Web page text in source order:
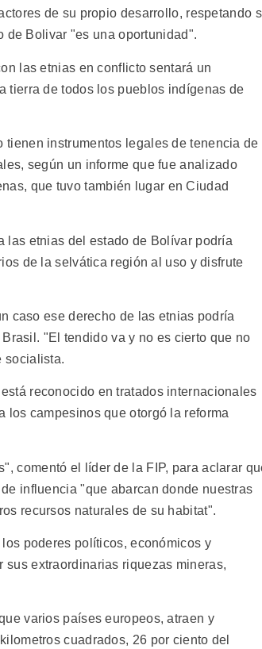
de su propio desarrollo, respetando
de Bolivar "es una oportunidad".
las etnias en conflicto sentará un
tierra de todos los pueblos indígenas de
instrumentos legales de tenencia de
según un informe que fue analizado
que tuvo también lugar en Ciudad
las etnias del estado de Bolívar podría
de la selvática región al uso y disfrute
caso ese derecho de las etnias podría
"El tendido va y no es cierto que no
socialista.
reconocido en tratados internacionales
los campesinos que otorgó la reforma
comentó el líder de la FIP, para aclarar
influencia "que abarcan donde nuestras
recursos naturales de su habitat".
poderes políticos, económicos y
extraordinarias riquezas mineras,
varios países europeos, atraen y
cuadrados, 26 por ciento del